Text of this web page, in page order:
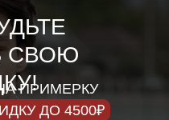
СВОЮ
ПРИМЕРКУ
ДО 4500₽